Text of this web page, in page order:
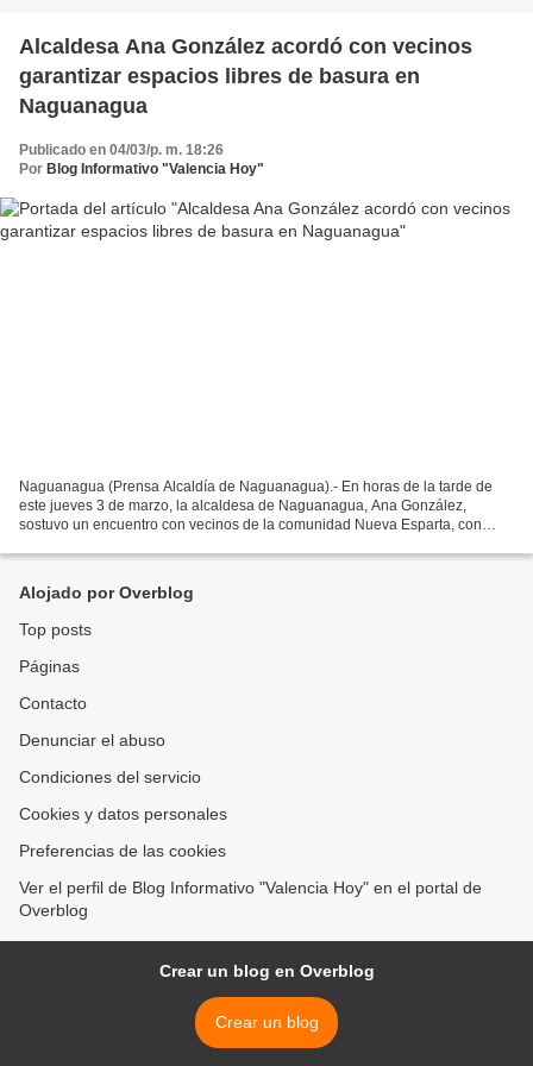
Alcaldesa Ana González acordó con vecinos
garantizar espacios libres de basura en
Naguanagua
Publicado en 04/03/p. m. 18:26
Por Blog Informativo "Valencia Hoy"
Naguanagua (Prensa Alcaldía de Naguanagua).- En horas de la tarde de
este jueves 3 de marzo, la alcaldesa de Naguanagua, Ana González,
sostuvo un encuentro con vecinos de la comunidad Nueva Esparta, con
Alojado por Overblog
Top posts
Páginas
Contacto
Denunciar el abuso
Condiciones del servicio
Cookies y datos personales
Preferencias de las cookies
Ver el perfil de Blog Informativo "Valencia Hoy" en el portal de
Overblog
Crear un blog en Overblog
Crear un blog